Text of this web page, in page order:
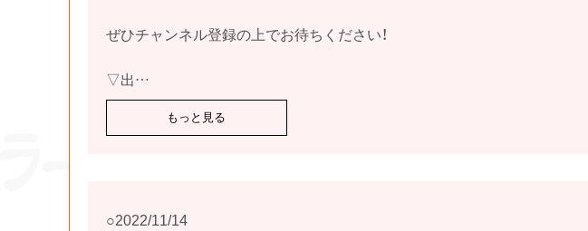
ぜひチャンネル登録の上でお待ちください！
▽出…
もっと見る
2022/11/14